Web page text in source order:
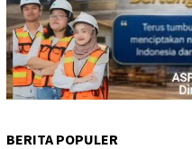
BERITA POPULER